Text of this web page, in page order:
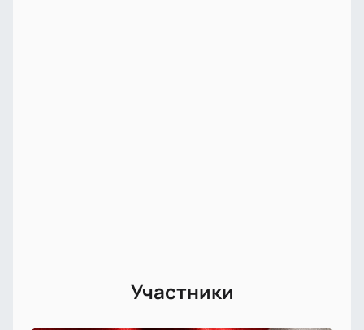
места и уверенность перед игрой.
Выбор мест на интерактивной схеме зала
Участники